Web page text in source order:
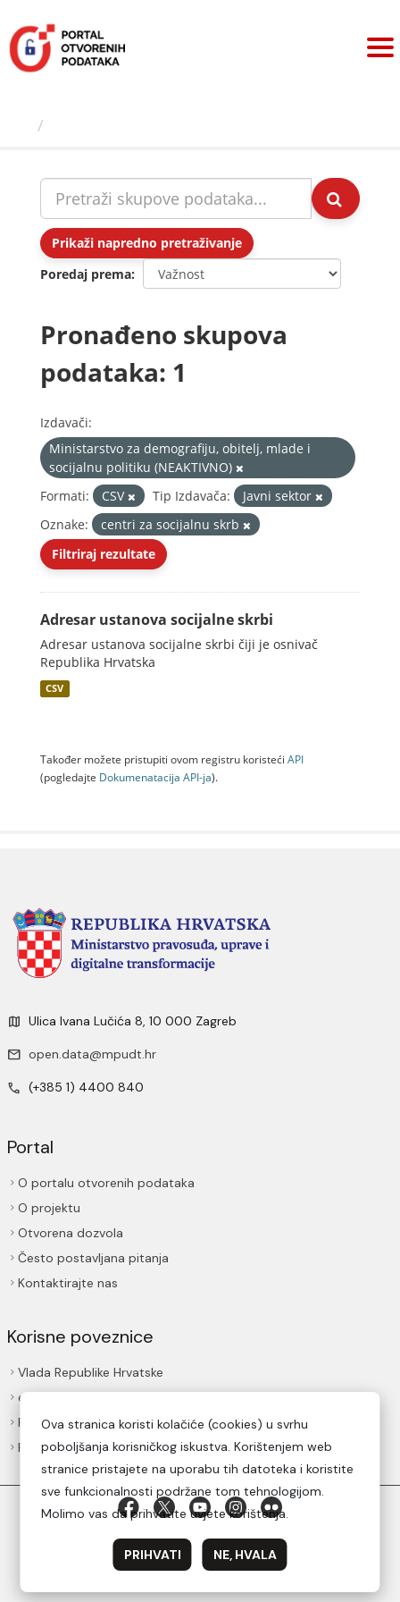
sadržaj
Prikaži napredno pretraživanje
Poredaj prema
Pronađeno skupova
podataka: 1
Izdavači:
Ministarstvo za demografiju, obitelj, mlade i
socijalnu politiku (NEAKTIVNO)
Formati:
CSV Tip Izdavača:
Javni sektor
Oznake:
centri za socijalnu skrb
Filtriraj rezultate
Adresar ustanova socijalne skrbi
Adresar ustanova socijalne skrbi čiji je osnivač
Republika Hrvatska
CSV
Također možete pristupiti ovom registru koristeći API
(pogledajte Dokumenаtаcijа API-jа).